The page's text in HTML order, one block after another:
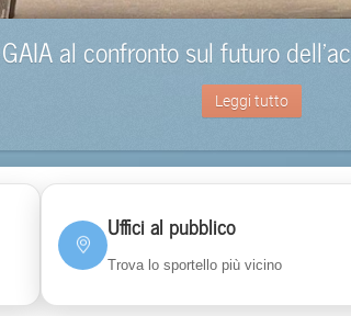
GAIA al confronto sul futuro
Leggi tutto
Uffici al pubblico
Trova lo sportello più vicino